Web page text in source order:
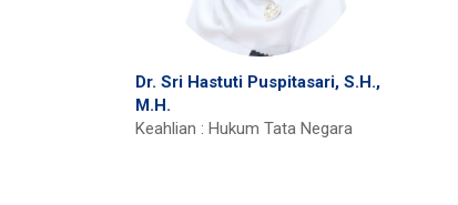
Dr. Sri Hastuti Puspitasari, S.H.,
M.H.
Keahlian : Hukum Tata Negara